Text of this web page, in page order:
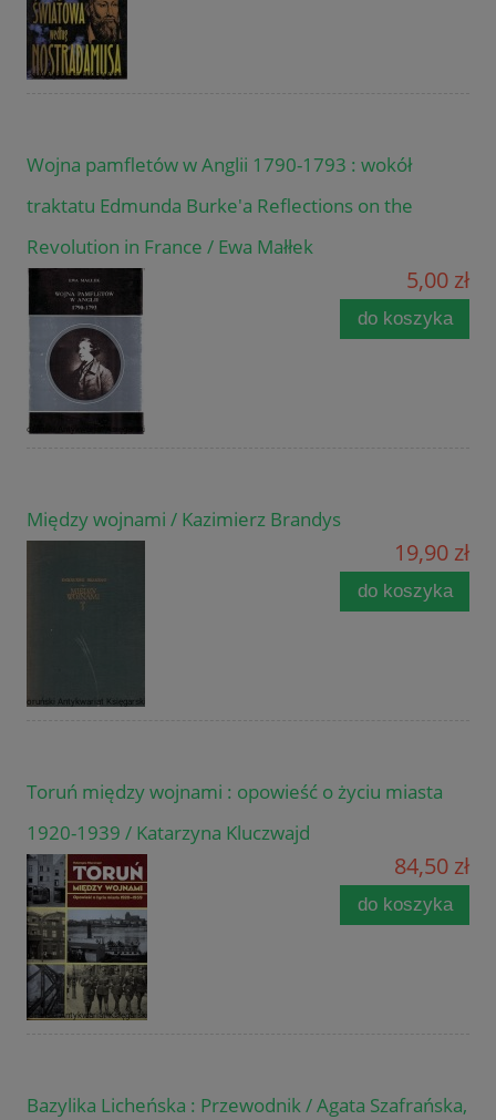
Wojna pamfletów w Anglii 1790-1793 : wokół
traktatu Edmunda Burke'a Reflections on the
Revolution in France / Ewa Małłek
5,00 zł
do koszyka
Między wojnami / Kazimierz Brandys
19,90 zł
do koszyka
Toruń między wojnami : opowieść o życiu miasta
1920-1939 / Katarzyna Kluczwajd
84,50 zł
do koszyka
Bazylika Licheńska : Przewodnik / Agata Szafrańska,